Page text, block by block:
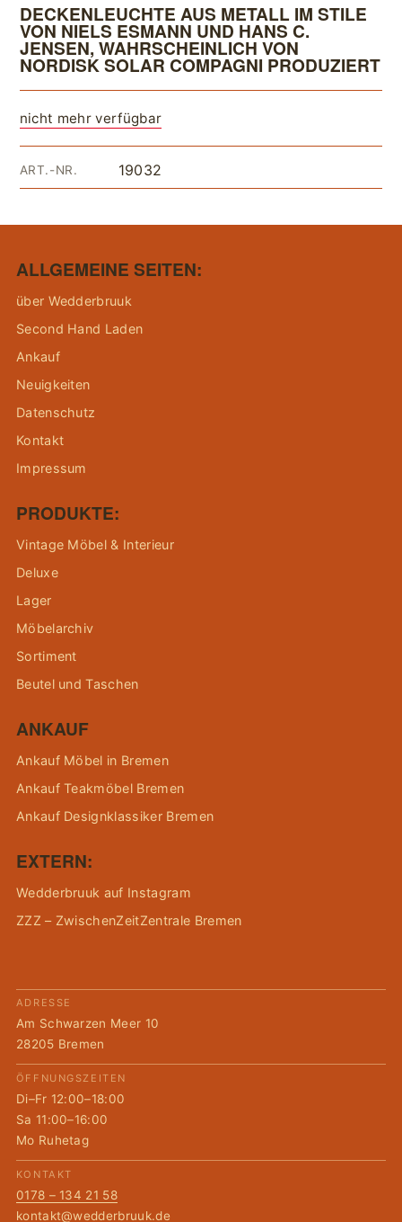
DECKENLEUCHTE AUS METALL IM STILE
VON NIELS ESMANN UND HANS C.
JENSEN, WAHRSCHEINLICH VON
NORDISK SOLAR COMPAGNI PRODUZIERT
nicht mehr verfügbar
ART.-NR. 19032
ALLGEMEINE SEITEN:
über Wedderbruuk
Second Hand Laden
Ankauf
Neuigkeiten
Datenschutz
Kontakt
Impressum
PRODUKTE:
Vintage Möbel & Interieur
Deluxe
Lager
Möbelarchiv
Sortiment
Beutel und Taschen
ANKAUF
Ankauf Möbel in Bremen
Ankauf Teakmöbel Bremen
Ankauf Designklassiker Bremen
EXTERN:
Wedderbruuk auf Instagram
ZZZ – ZwischenZeitZentrale Bremen
ADRESSE
Am Schwarzen Meer 10
28205 Bremen
ÖFFNUNGSZEITEN
Di–Fr 12:00–18:00
Sa 11:00–16:00
Mo Ruhetag
KONTAKT
0178 – 134 21 58
kontakt@wedderbruuk.de